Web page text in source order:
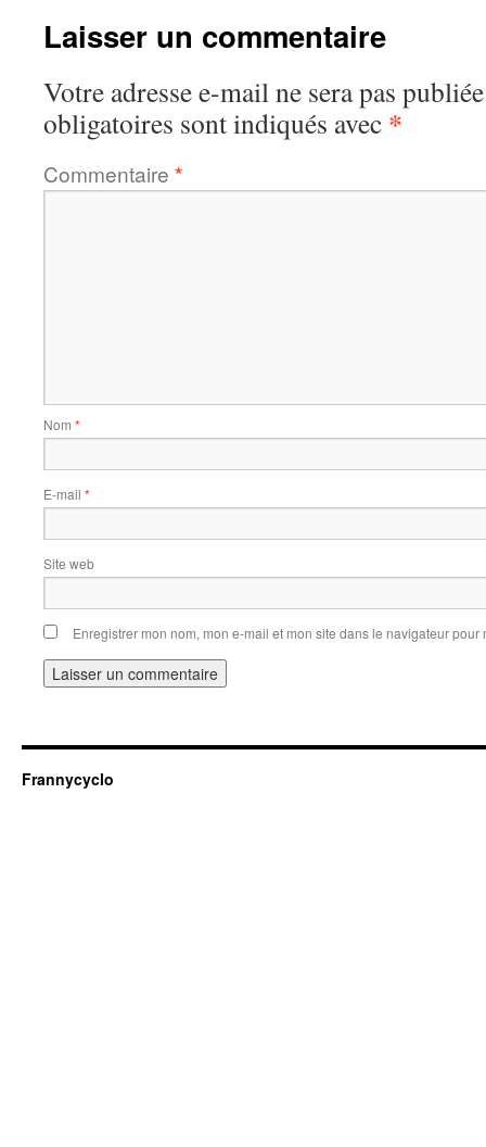
Laisser un commentaire
Votre adresse e-mail ne sera pas
obligatoires sont indiqués avec *
Commentaire *
Nom *
E-mail *
Site web
Enregistrer mon nom, mon e-mail et mon site dans le navigateur
Frannycyclo